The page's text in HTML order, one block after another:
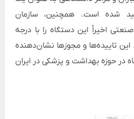
شده است. همچنین، سازمان
اخیراً این دستگاه را با درجه
این تاییده‌ها و مجوزها نشان‌دهنده
در حوزه بهداشت و پزشکی در ایران